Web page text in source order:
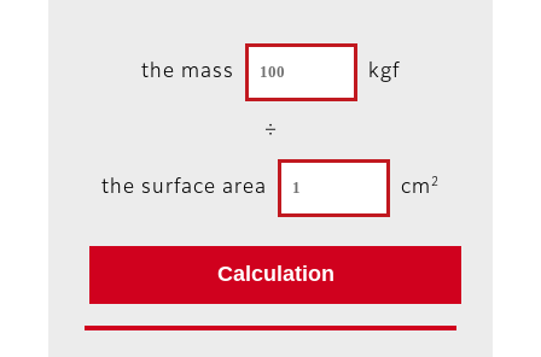
the mass kgf
÷
the surface area cm 2